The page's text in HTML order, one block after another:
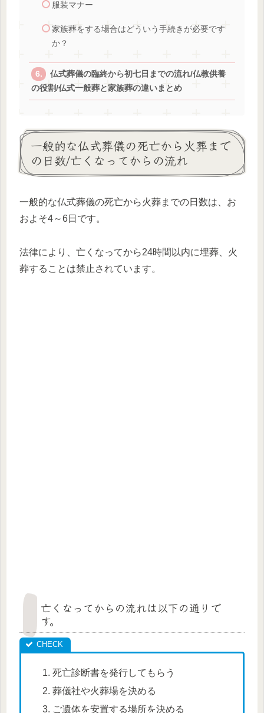
服装マナー
家族葬をする場合はどういう手続きが必要です
か？
仏式葬儀の臨終から初七日までの流れ/仏教供養
の役割/仏式一般葬と家族葬の違いまとめ
一般的な仏式葬儀の死亡から火葬まで
の日数/亡くなってからの流れ
一般的な仏式葬儀の死亡から火葬までの日数は、お
およそ4～6日です。
法律により、亡くなってから24時間以内に埋葬、火
葬することは禁止されています。
亡くなってからの流れは以下の通りで
す。
死亡診断書を発行してもらう
葬儀社や火葬場を決める
ご遺体を安置する場所を決める